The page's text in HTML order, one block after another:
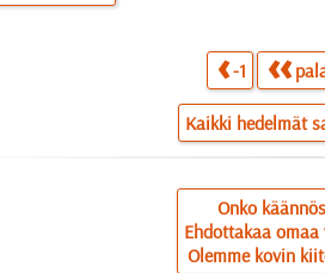
-1
Kaikki hedelmät
Onko
Ehdottakaa
Olemme kovin